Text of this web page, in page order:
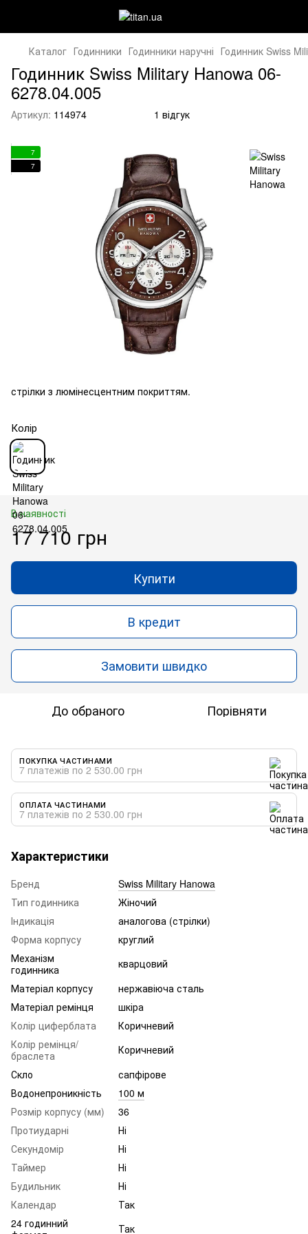
Каталог Годинники Годинники наручні Годинник Swiss
Годинник Swiss Military Hanowa 06-
6278.04.005
Артикул: 114974 1 відгук
7
7
стрілки з люмінесцентним покриттям.
Колір
В наявності
17 710 грн
Купити
В кредит
Замовити швидко
До обраного Порівняти
ПОКУПКА ЧАСТИНАМИ
7 платежів по 2 530.00 грн
ОПЛАТА ЧАСТИНАМИ
7 платежів по 2 530.00 грн
Характеристики
Бренд
Swiss Military Hanowa
Тип годинника
Жіночий
Індикація
аналогова (стрілки)
Форма корпусу
круглий
Механізм
годинника
кварцовий
Матеріал корпусу
нержавіюча сталь
Матеріал ремінця
шкіра
Колір циферблата
Коричневий
Колір ремінця/
браслета
Коричневий
Скло
сапфірове
Водонепроникність
100 м
Розмір корпусу (мм)
36
Протиударні
Ні
Секундомір
Ні
Таймер
Ні
Будильник
Ні
Календар
Так
24 годинний
Так